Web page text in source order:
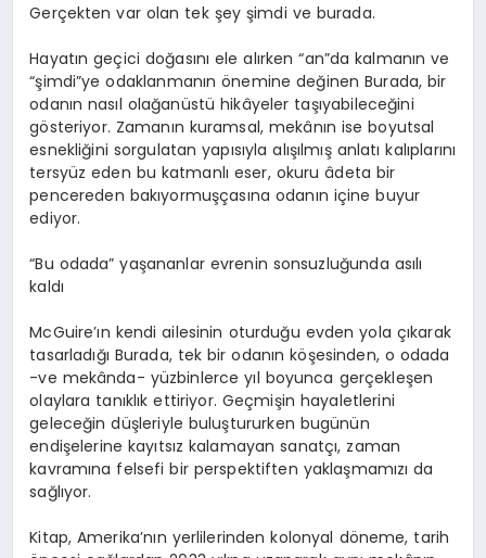
Gerçekten var olan tek şey şimdi ve burada.
Hayatın geçici doğasını ele alırken “an”da kalmanın ve
“şimdi”ye odaklanmanın önemine değinen Burada, bir
odanın nasıl olağanüstü hikâyeler taşıyabileceğini
gösteriyor. Zamanın kuramsal, mekânın ise boyutsal
esnekliğini sorgulatan yapısıyla alışılmış anlatı kalıplarını
tersyüz eden bu katmanlı eser, okuru âdeta bir
pencereden bakıyormuşçasına odanın içine buyur
ediyor.
“Bu odada” yaşananlar evrenin sonsuzluğunda asılı
kaldı
McGuire’ın kendi ailesinin oturduğu evden yola çıkarak
tasarladığı Burada, tek bir odanın köşesinden, o odada
-ve mekânda- yüzbinlerce yıl boyunca gerçekleşen
olaylara tanıklık ettiriyor. Geçmişin hayaletlerini
geleceğin düşleriyle buluştururken bugünün
endişelerine kayıtsız kalamayan sanatçı, zaman
kavramına felsefi bir perspektiften yaklaşmamızı da
sağlıyor.
Kitap, Amerika’nın yerlilerinden kolonyal döneme, tarih